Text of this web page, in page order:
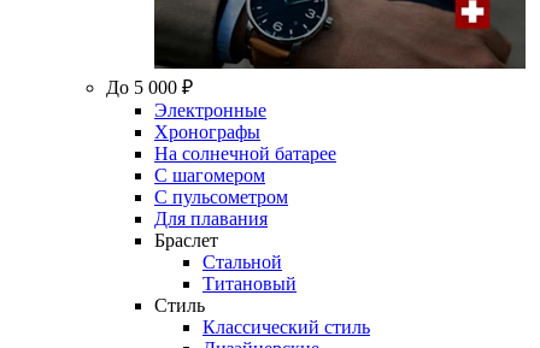
До 5 000 ₽
Электронные
Хронографы
На солнечной батарее
С шагомером
С пульсометром
Для плавания
Браслет
Стальной
Титановый
Стиль
Классический стиль